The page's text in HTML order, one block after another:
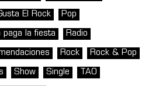
El Rock Pop
paga la fiesta Radio
Rock Rock & Pop
Show Single TAO